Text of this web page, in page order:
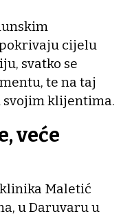
cijelu
svatko se
te na taj
klijentima.
veće
Maletić
u Daruvaru u